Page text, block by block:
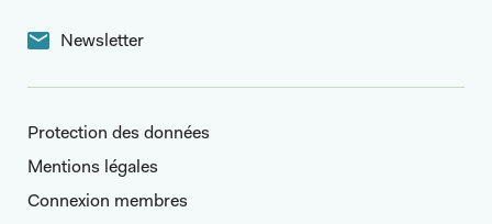
Newsletter
Protection des données
Mentions légales
Connexion membres